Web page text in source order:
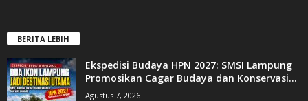
BERITA LEBIH
Ekspedisi Budaya HPN 2027: SMSI Lampung
Promosikan Cagar Budaya dan Konservasi...
Agustus 7, 2026